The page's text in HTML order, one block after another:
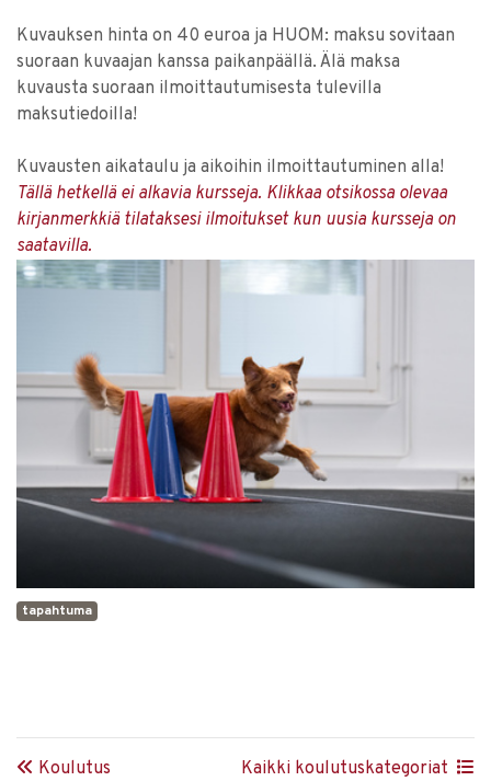
Kuvauksen hinta on 40 euroa ja HUOM: maksu sovitaan
suoraan kuvaajan kanssa paikanpäällä. Älä maksa
kuvausta suoraan ilmoittautumisesta tulevilla
maksutiedoilla!
Kuvausten aikataulu ja aikoihin ilmoittautuminen alla!
Tällä hetkellä ei alkavia kursseja. Klikkaa otsikossa olevaa
kirjanmerkkiä tilataksesi ilmoitukset kun uusia kursseja on
saatavilla.
tapahtuma
Koulutus Kaikki koulutuskategoriat